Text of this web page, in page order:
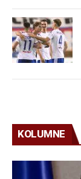
KOLUMNE